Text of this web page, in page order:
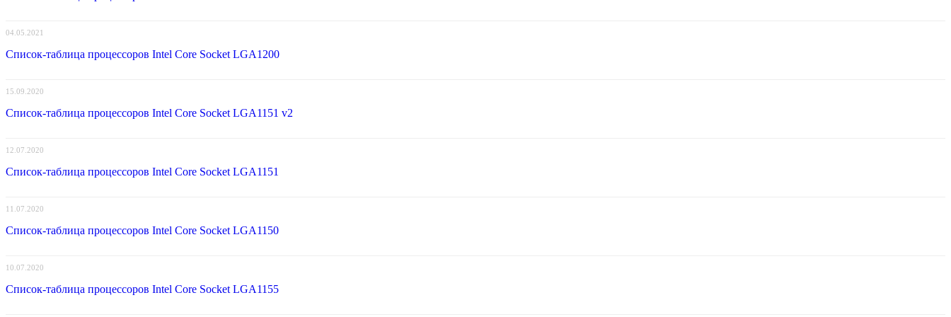
04.05.2021
Список-таблица процессоров Intel Core Socket LGA1200
15.09.2020
Список-таблица процессоров Intel Core Socket LGA1151 v2
12.07.2020
Список-таблица процессоров Intel Core Socket LGA1151
11.07.2020
Список-таблица процессоров Intel Core Socket LGA1150
10.07.2020
Список-таблица процессоров Intel Core Socket LGA1155